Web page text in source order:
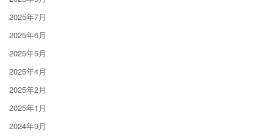
2025年7月
2025年6月
2025年5月
2025年4月
2025年2月
2025年1月
2024年9月